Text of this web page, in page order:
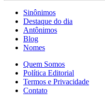
Sinônimos
Destaque do dia
Antônimos
Blog
Nomes
Quem Somos
Política Editorial
Termos e Privacidade
Contato